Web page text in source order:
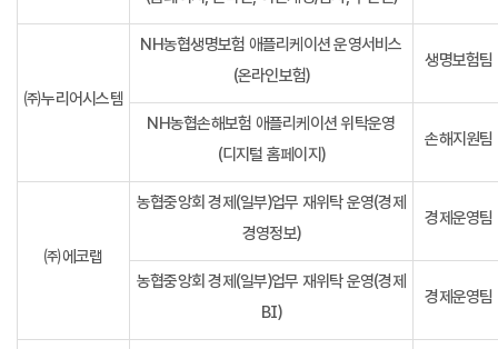
㈜누리어시스템
NH농협생명보험 애플리케이션 운영서비스
(온라인보험)
생명보험팀
NH농협손해보험 애플리케이션 위탁운영
(디지털 홈페이지)
손해지원팀
㈜에코랩
농협중앙회 경제(일부)업무 재위탁 운영(경제
경영정보)
경제운영팀
농협중앙회 경제(일부)업무 재위탁 운영(경제
BI)
경제운영팀